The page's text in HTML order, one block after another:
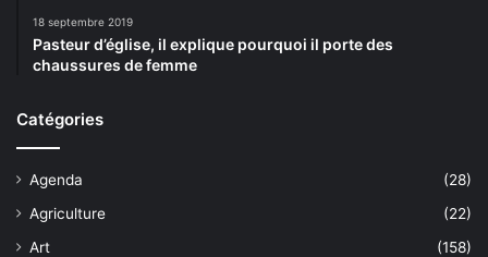
18 septembre 2019
Pasteur d’église, il explique pourquoi il porte des
chaussures de femme
Catégories
Agenda
(28)
Agriculture
(22)
Art
(158)